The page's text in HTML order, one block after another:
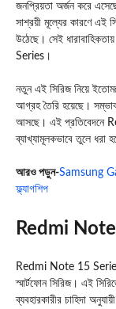
জনপ্রিয়তা অর্জন করে
সাশ্রয়ী মূল্যের কারণে এই
উঠেছে। সেই
Series।
নতুন এই সিরিজ নিয়ে
আগ্রহ তৈরি হয়েছে।
আসছে। এই প্রতিবেদনে
ব্যাখ্যামূলকভাবে তুলে ধরা
আরও পড়ুন-Samsung
ফ্ল্যাগশিপ
Redmi
Redmi Note 15 Series
স্মার্টফোন সিরিজ। এই
ব্যবহারকারীর চাহিদা